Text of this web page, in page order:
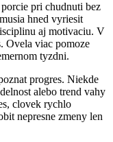
pri chudnuti bez
hned vyriesit
aj motivaciu. V
Ovela viac pomoze
tyzdni.
progres. Niekde
alebo trend vahy
clovek rychlo
nepresne zmeny len